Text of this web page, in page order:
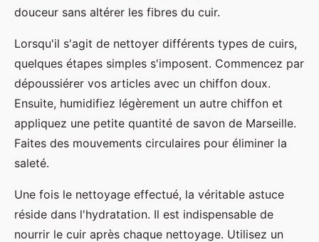
douceur sans altérer les fibres du cuir.
Lorsqu'il s'agit de nettoyer différents types de cuirs,
quelques étapes simples s'imposent. Commencez par
dépoussiérer vos articles avec un chiffon doux.
Ensuite, humidifiez légèrement un autre chiffon et
appliquez une petite quantité de savon de Marseille.
Faites des mouvements circulaires pour éliminer la
saleté.
Une fois le nettoyage effectué, la véritable astuce
réside dans l'hydratation. Il est indispensable de
nourrir le cuir après chaque nettoyage. Utilisez un